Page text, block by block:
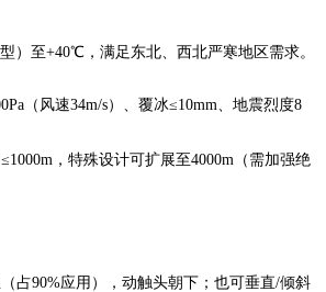
）至+40℃，满足东北、西北严寒地区需求。
（风速34m/s）、覆冰≤10mm、地震烈度8
，特殊设计可扩展至4000m（需加强绝
占90%应用），动触头朝下；也可垂直/倾斜